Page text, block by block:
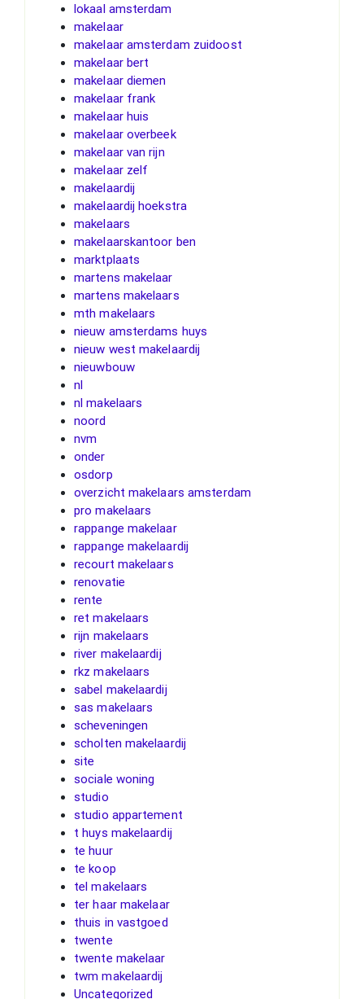
lokaal amsterdam
makelaar
makelaar amsterdam zuidoost
makelaar bert
makelaar diemen
makelaar frank
makelaar huis
makelaar overbeek
makelaar van rijn
makelaar zelf
makelaardij
makelaardij hoekstra
makelaars
makelaarskantoor ben
marktplaats
martens makelaar
martens makelaars
mth makelaars
nieuw amsterdams huys
nieuw west makelaardij
nieuwbouw
nl
nl makelaars
noord
nvm
onder
osdorp
overzicht makelaars amsterdam
pro makelaars
rappange makelaar
rappange makelaardij
recourt makelaars
renovatie
rente
ret makelaars
rijn makelaars
river makelaardij
rkz makelaars
sabel makelaardij
sas makelaars
scheveningen
scholten makelaardij
site
sociale woning
studio
studio appartement
t huys makelaardij
te huur
te koop
tel makelaars
ter haar makelaar
thuis in vastgoed
twente
twente makelaar
twm makelaardij
Uncategorized